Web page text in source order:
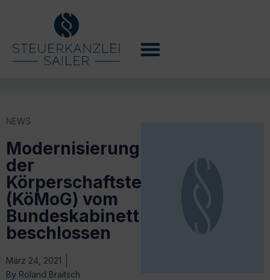
NEWS
Modernisierung
der
Körperschaftsteuer
(KöMoG) vom
Bundeskabinett
beschlossen
März 24, 2021
By Roland Braitsch